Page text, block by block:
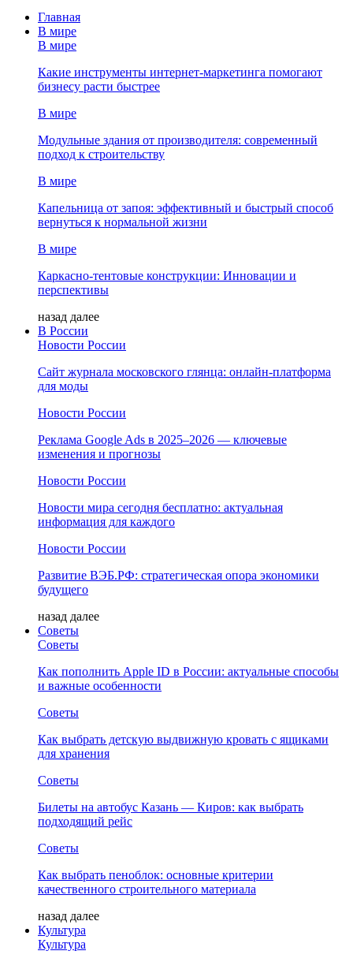
Главная
В мире
В мире
Какие инструменты интернет-маркетинга помогают
бизнесу расти быстрее
В мире
Модульные здания от производителя: современный
подход к строительству
В мире
Капельница от запоя: эффективный и быстрый способ
вернуться к нормальной жизни
В мире
Каркасно-тентовые конструкции: Инновации и
перспективы
назад далее
В России
Новости России
Сайт журнала московского глянца: онлайн‑платформа
для моды
Новости России
Реклама Google Ads в 2025–2026 — ключевые
изменения и прогнозы
Новости России
Новости мира сегодня бесплатно: актуальная
информация для каждого
Новости России
Развитие ВЭБ.РФ: стратегическая опора экономики
будущего
назад далее
Советы
Советы
Как пополнить Apple ID в России: актуальные способы
и важные особенности
Советы
Как выбрать детскую выдвижную кровать с ящиками
для хранения
Советы
Билеты на автобус Казань — Киров: как выбрать
подходящий рейс
Советы
Как выбрать пеноблок: основные критерии
качественного строительного материала
назад далее
Культура
Культура